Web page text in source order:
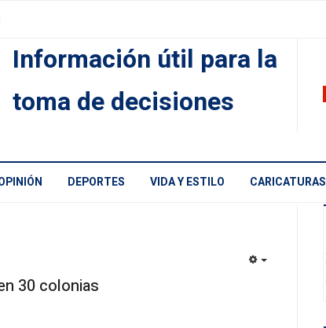
Información útil para la
toma de decisiones
DEPORTES VIDA Y ESTILO CARICATURAS
30 colonias